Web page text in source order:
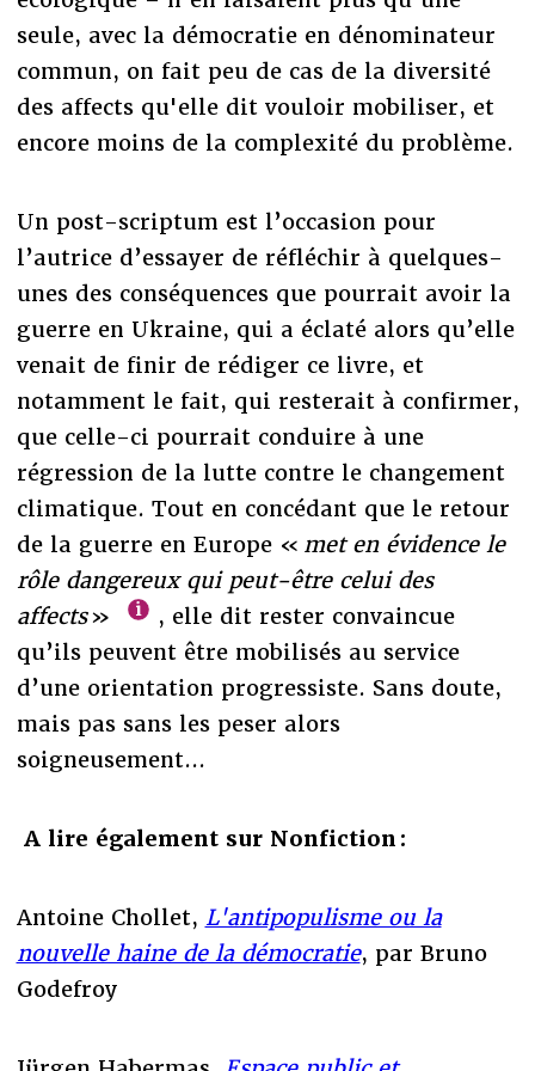
seule, avec la démocratie en dénominateur
commun, on fait peu de cas de la diversité
des affects qu'elle dit vouloir mobiliser, et
encore moins de la complexité du problème.
Un post-scriptum est l’occasion pour
l’autrice d’essayer de réfléchir à quelques-
unes des conséquences que pourrait avoir la
guerre en Ukraine, qui a éclaté alors qu’elle
venait de finir de rédiger ce livre, et
notamment le fait, qui resterait à confirmer,
que celle-ci pourrait conduire à une
régression de la lutte contre le changement
climatique. Tout en concédant que le retour
de la guerre en Europe « met en évidence le
rôle dangereux qui peut-être celui des
affects»
, elle dit rester convaincue
qu’ils peuvent être mobilisés au service
d’une orientation progressiste. Sans doute,
mais pas sans les peser alors
soigneusement...
A lire également sur Nonfiction :
Antoine Chollet, L'antipopulisme ou la
nouvelle haine de la démocratie, par Bruno
Godefroy